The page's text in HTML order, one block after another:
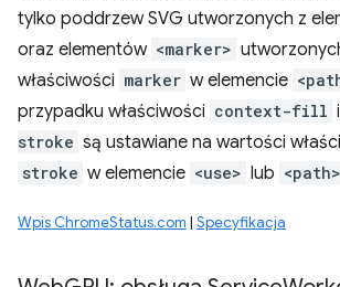
tylko poddrzew SVG utworzonych z
oraz elementów <marker>
właściwości marker w elemencie
przypadku właściwości context-fill i
stroke są ustawiane na wartości
stroke w elemencie <use> lub <path>
Wpis ChromeStatus.com | Specyfikacja